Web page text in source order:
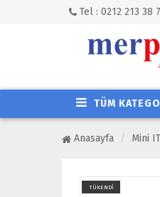
Tel : 0212 213 38
TÜM
Anasayfa Mini
TÜKENDİ